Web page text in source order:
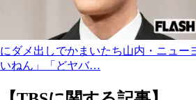
にダメ出しでかまいたち山内・ニュー
いねん」「どヤバ…